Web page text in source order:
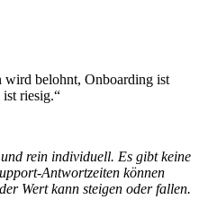
wird belohnt, Onboarding ist
riesig.“
rein individuell. Es gibt keine
Antwortzeiten können
Wert kann steigen oder fallen.